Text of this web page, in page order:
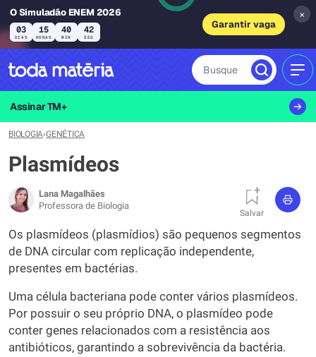
O Simuladão ENEM 2026
03
DIAS
15
HORAS
40
MIN
42
SEG
Garantir vaga
×
Busque
Assinar TM+
BIOLOGIA›GENÉTICA
Plasmídeos
Lana Magalhães
Professora de Biologia
Salvar
Os plasmídeos (plasmídios) são pequenos segmentos
de DNA circular com replicação independente,
presentes em bactérias.
Uma célula bacteriana pode conter vários plasmídeos.
Por possuir o seu próprio DNA, o plasmídeo pode
conter genes relacionados com a resistência aos
antibióticos, garantindo a sobrevivência da bactéria.